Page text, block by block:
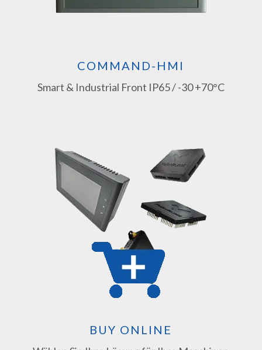
COMMAND-HMI
Smart & Industrial Front IP65 / -30 +70°C
BUY ONLINE